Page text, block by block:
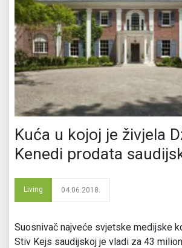
Kuća u kojoj je živjela
Kenedi prodata
Living 04.06.2018.
Suosnivač najveće svjetske medijske
Stiv Kejs saudijskoj je vladi za 43